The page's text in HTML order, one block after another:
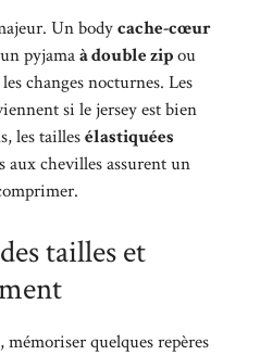
Un bodycache-cœur
pyjamaà double zipou
changes nocturnes. Les
si le jersey est bien
les taillesélastiquées
aux chevilles assurent un
tailles et
quelques repères